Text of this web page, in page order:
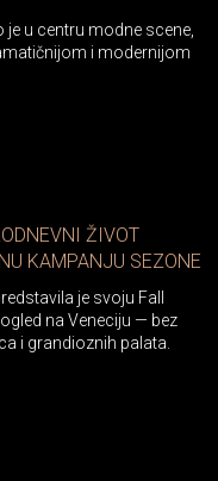
u centru modne scene,
i modernijom
ŽIVOT
KAMPANJU SEZONE
je svoju Fall
na Veneciju — bez
i grandioznih palata.